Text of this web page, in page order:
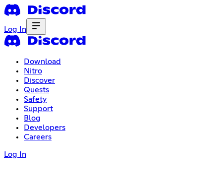
Log In
Download
Nitro
Discover
Quests
Safety
Support
Blog
Developers
Careers
Log In